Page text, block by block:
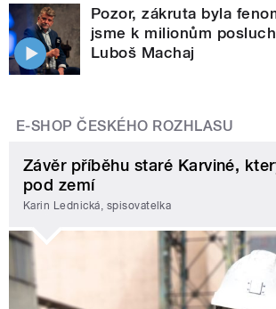
Pozor, zákruta byla
jsme k milionům
Luboš Machaj
E-SHOP ČESKÉHO ROZHLASU
Závěr příběhu staré Karviné,
pod zemí
Karin Lednická, spisovatelka